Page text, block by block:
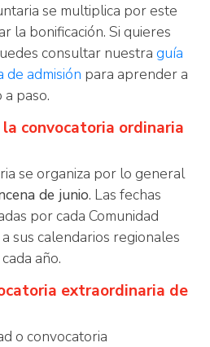
se multiplica por este
la bonificación. Si quieres
consultar nuestra guía
admisión para aprender a
paso.
la convocatoria ordinaria
se organiza por lo general
de junio. Las fechas
por cada Comunidad
sus calendarios regionales
año.
extraordinaria de
o convocatoria